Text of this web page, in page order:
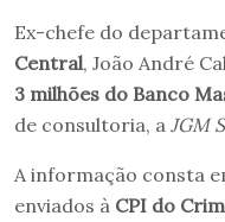
Ex-chefe do
Central, João André
3 milhões do Banco
de consultoria, a JGM
A informação consta
enviados à CPI do